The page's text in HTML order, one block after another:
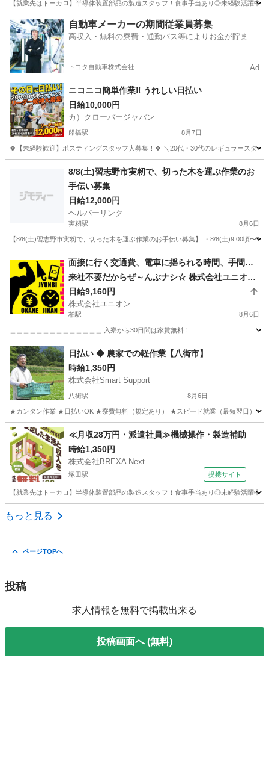
【就業先はトーカロ】半導体装置部品の製造スタッフ！食事手当あり◎未経験活躍
千葉 船橋市 塚田駅 その他
自動車メーカーの期間従業員募集
高収入・無料の寮費・通勤バス等によりお金が貯まり
トヨタ自動車株式会社 Ad
ニコニコ簡単作業‼️ うれしい日払い
日給10,000円
カ）クローバージャパン
船橋駅 8月7日
🍀【未経験歓迎】ポスティングスタッフ大募集！🍀 ＼20代・30代のレギュラースタ
船橋駅 軽作業 スタッフ
8/8(土)習志野市実籾で、切った木を運ぶ作業のお
手伝い募集
日給12,000円
ヘルパーリンク
実籾駅 8月6日
【8/8(土)習志野市実籾で、切った木を運ぶ作業のお手伝い募集】 ・8/8(土)9:00頃〜
実籾駅 軽作業
面接に行く交通費、電車に揺られる時間、手間…
来社不要だからぜ～んぶナシ☆ 株式会社ユニオン
柏
日給9,160円
株式会社ユニオン
柏駅 8月6日
＿＿＿＿＿＿＿＿＿＿＿＿＿＿ 入寮から30日間は家賃無料！ ￣￣￣￣￣￣￣￣￣￣
千葉 柏市 柏駅 警備員 個室
日払い ◆ 農家での軽作業【八街市】
時給1,350円
株式会社Smart Support
八街駅 8月6日
★カンタン作業 ★日払いOK ★寮費無料（規定あり） ★スピード就業（最短翌日） ■
千葉 八街市 八街駅 仕分け 雑草
≪月収28万円・派遣社員≫機械操作・製造補助
時給1,350円
株式会社BREXA Next
塚田駅 提携サイト
【就業先はトーカロ】半導体装置部品の製造スタッフ！食事手当あり◎未経験活躍
千葉 船橋市
もっと見る
ページTOPへ
投稿
求人情報を無料で掲載出来る
投稿画面へ (無料)